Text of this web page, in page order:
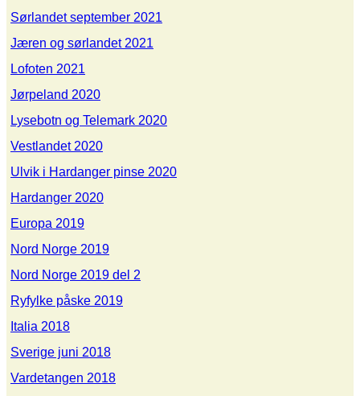
Sørlandet september 2021
Jæren og sørlandet 2021
Lofoten 2021
Jørpeland 2020
Lysebotn og Telemark 2020
Vestlandet 2020
Ulvik i Hardanger pinse 2020
Hardanger 2020
Europa 2019
Nord Norge 2019
Nord Norge 2019 del 2
Ryfylke påske 2019
Italia 2018
Sverige juni 2018
Vardetangen 2018